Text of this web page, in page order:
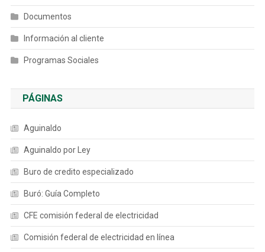
Documentos
Información al cliente
Programas Sociales
PÁGINAS
Aguinaldo
Aguinaldo por Ley
Buro de credito especializado
Buró: Guía Completo
CFE comisión federal de electricidad
Comisión federal de electricidad en línea